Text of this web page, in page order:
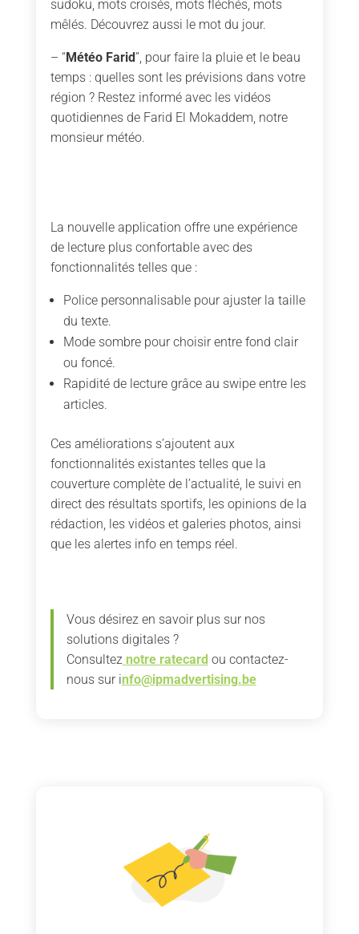
sudoku, mots croisés, mots fléchés, mots
mêlés. Découvrez aussi le mot du jour.
– “Météo Farid”, pour faire la pluie et le beau
temps : quelles sont les prévisions dans votre
région ? Restez informé avec les vidéos
quotidiennes de Farid El Mokaddem, notre
monsieur météo.
La nouvelle application offre une expérience
de lecture plus confortable avec des
fonctionnalités telles que :
Police personnalisable pour ajuster la taille
du texte.
Mode sombre pour choisir entre fond clair
ou foncé.
Rapidité de lecture grâce au swipe entre les
articles.
Ces améliorations s’ajoutent aux
fonctionnalités existantes telles que la
couverture complète de l’actualité, le suivi en
direct des résultats sportifs, les opinions de la
rédaction, les vidéos et galeries photos, ainsi
que les alertes info en temps réel.
Vous désirez en savoir plus sur nos
solutions digitales ?
Consultez notre ratecard ou contactez-
nous sur info@ipmadvertising.be